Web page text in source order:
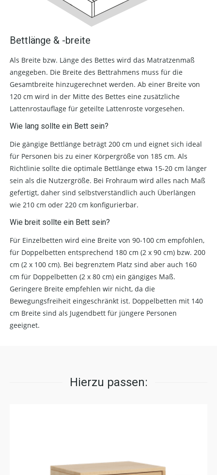
Bettlänge & -breite
Als Breite bzw. Länge des Bettes wird das Matratzenmaß
angegeben. Die Breite des Bettrahmens muss für die
Gesamtbreite hinzugerechnet werden. Ab einer Breite von
120 cm wird in der Mitte des Bettes eine zusätzliche
Lattenrostauflage für geteilte Lattenroste vorgesehen.
Wie lang sollte ein Bett sein?
Die gängige Bettlänge beträgt 200 cm und eignet sich ideal
für Personen bis zu einer Körpergröße von 185 cm. Als
Richtlinie sollte die optimale Bettlänge etwa 15-20 cm länger
sein als die Nutzergröße. Bei Frohraum wird alles nach Maß
gefertigt, daher sind selbstverständlich auch Überlängen
wie 210 cm oder 220 cm konfigurierbar.
Wie breit sollte ein Bett sein?
Für Einzelbetten wird eine Breite von 90-100 cm empfohlen,
für Doppelbetten entsprechend 180 cm (2 x 90 cm) bzw. 200
cm (2 x 100 cm). Bei begrenztem Platz sind aber auch 160
cm für Doppelbetten (2 x 80 cm) ein gängiges Maß.
Geringere Breite empfehlen wir nicht, da die
Bewegungsfreiheit eingeschränkt ist. Doppelbetten mit 140
cm Breite sind als Jugendbett für jüngere Personen
geeignet.
Hierzu passen: